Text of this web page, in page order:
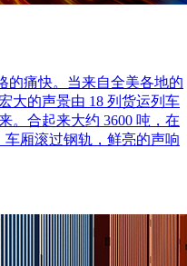
的痛快。当来自全美各地的
大的声景由 18 列货运列车
。合起来大约 3600 吨，在
车厢滚过钢轨，鲜亮的声响